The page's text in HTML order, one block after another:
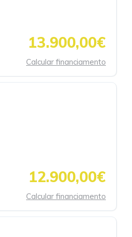
13.900,00€
Calcular financiamento
12.900,00€
Calcular financiamento